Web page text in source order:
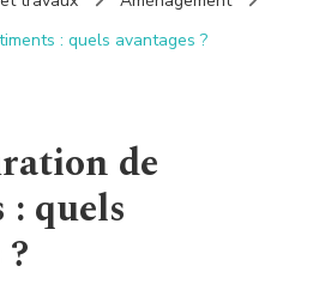
: quels avantages ?
de
quels